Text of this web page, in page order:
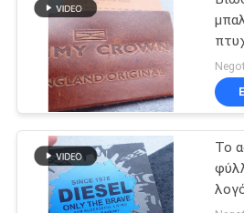
Μπαλώματα
σε
Το